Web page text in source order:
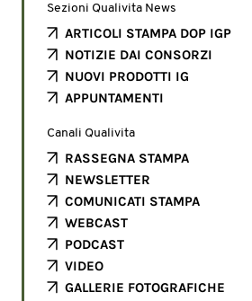
Sezioni Qualivita News
ARTICOLI STAMPA DOP IGP
NOTIZIE DAI CONSORZI
NUOVI PRODOTTI IG
APPUNTAMENTI
Canali Qualivita
RASSEGNA STAMPA
NEWSLETTER
COMUNICATI STAMPA
WEBCAST
PODCAST
VIDEO
GALLERIE FOTOGRAFICHE